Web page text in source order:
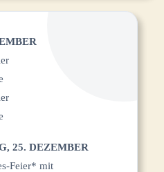
25. DEZEMBER
Feier* mit